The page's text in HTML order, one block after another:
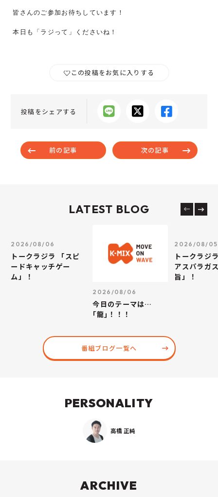
皆さんのご参加お待ちしています！
本日も「ラジって」くださいね！
この投稿をお気に入りする
投稿をシェアする
前の記事 次の記事
LATEST BLOG
2026/08/06
トークラジラ 「スピ
ードキャッチゲー
ム」！
2026/08/06
今日のテーマは…
｢龍｣！！！
2026/08/05
トークラジ
アスパラガ
旨」！
番組ブログ一覧へ
PERSONALITY
高橋 正純
ARCHIVE